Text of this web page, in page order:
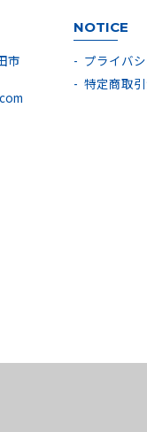
市
NOTICE
プライバ
特定商取